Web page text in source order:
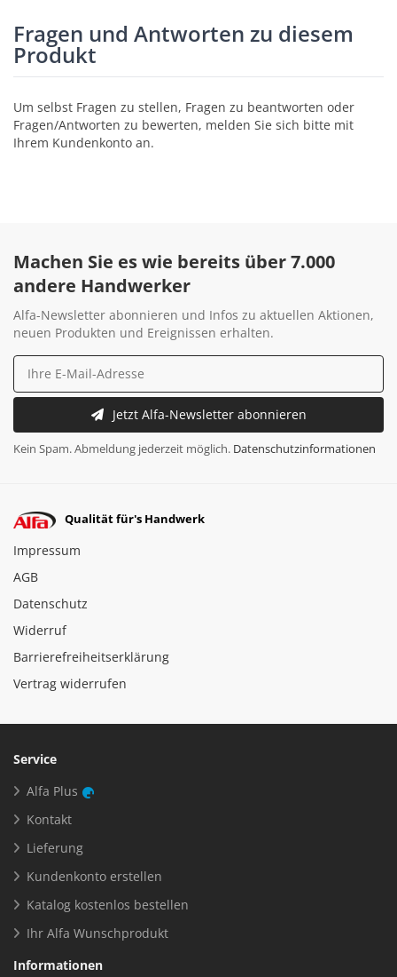
Fragen und Antworten zu diesem
Produkt
Um selbst Fragen zu stellen, Fragen zu beantworten oder
Fragen/Antworten zu bewerten, melden Sie sich bitte mit
Ihrem Kundenkonto an.
Machen Sie es wie bereits über 7.000
andere Handwerker
Alfa-Newsletter abonnieren und Infos zu aktuellen Aktionen,
neuen Produkten und Ereignissen erhalten.
Jetzt Alfa-Newsletter abonnieren
Kein Spam. Abmeldung jederzeit möglich. Datenschutzinformationen
Qualität für's Handwerk
Impressum
AGB
Datenschutz
Widerruf
Barrierefreiheitserklärung
Vertrag widerrufen
Service
Alfa Plus
Kontakt
Lieferung
Kundenkonto erstellen
Katalog kostenlos bestellen
Ihr Alfa Wunschprodukt
Informationen